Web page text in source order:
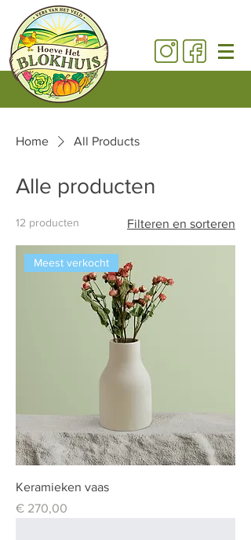
Home All Products
Alle producten
12 producten Filteren en sorteren
Meest verkocht
Keramieken vaas
Prijs
€ 270,00